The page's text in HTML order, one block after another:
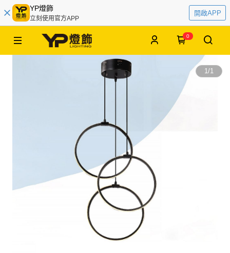
YP燈飾
立刻使用官方APP
開啟APP
0
1/1